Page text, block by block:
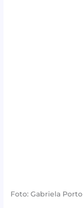
Foto: Gabriela Porto